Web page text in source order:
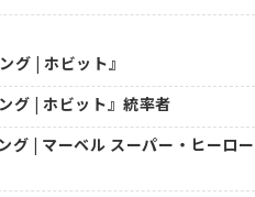
グ | ホビット』
グ | ホビット』統率者
グ | マーベル スーパー・ヒーロー